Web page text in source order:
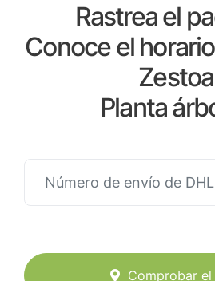
Rastrea el
Conoce el
Planta
Comprobar el